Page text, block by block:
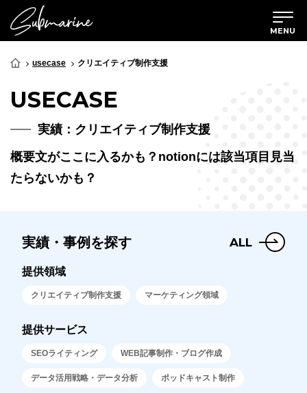
MENU
usecase クリエイティブ制作支援
USECASE
実績：クリエイティブ制作支援
概要文がここに入るかも？notionには該当項目見当
たらないかも？
実績・事例を探す ALL
提供領域
クリエイティブ制作支援 マーケティング領域
提供サービス
SEOライティング WEB記事制作・ブログ作成
データ活用戦略・データ分析 ポッドキャスト制作